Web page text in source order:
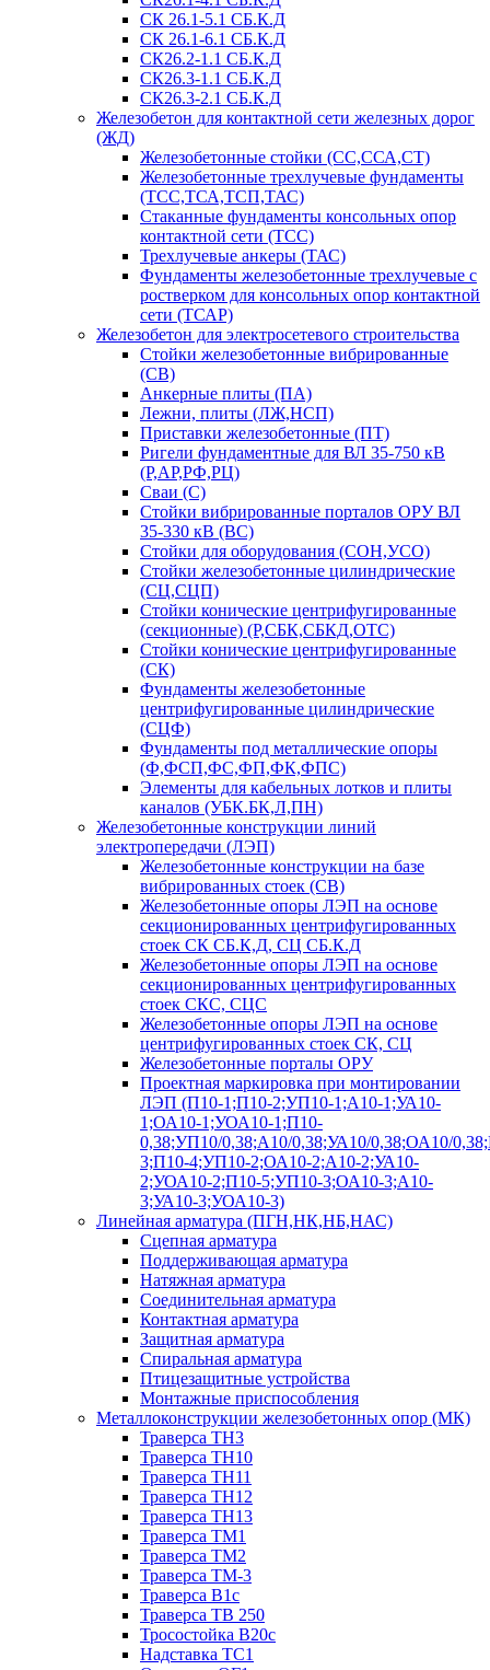
СК 26.1-5.1 СБ.К.Д
СК 26.1-6.1 СБ.К.Д
СК26.2-1.1 СБ.К.Д
СК26.3-1.1 СБ.К.Д
СК26.3-2.1 СБ.К.Д
Железобетон для контактной сети железных дорог
(ЖД)
Железобетонные стойки (СС,ССА,СТ)
Железобетонные трехлучевые фундаменты
(ТСС,ТСА,ТСП,ТАС)
Стаканные фундаменты консольных опор
контактной сети (ТСС)
Трехлучевые анкеры (ТАС)
Фундаменты железобетонные трехлучевые с
ростверком для консольных опор контактной
сети (ТСАР)
Железобетон для электросетевого строительства
Стойки железобетонные вибрированные
(СВ)
Анкерные плиты (ПА)
Лежни, плиты (ЛЖ,НСП)
Приставки железобетонные (ПТ)
Ригели фундаментные для ВЛ 35-750 кВ
(Р,АР,РФ,РЦ)
Сваи (С)
Стойки вибрированные порталов ОРУ ВЛ
35-330 кВ (ВС)
Стойки для оборудования (СОН,УСО)
Стойки железобетонные цилиндрические
(СЦ,СЦП)
Стойки конические центрифугированные
(секционные) (Р,СБК,СБКД,ОТС)
Стойки конические центрифугированные
(СК)
Фундаменты железобетонные
центрифугированные цилиндрические
(СЦФ)
Фундаменты под металлические опоры
(Ф,ФСП,ФС,ФП,ФК,ФПС)
Элементы для кабельных лотков и плиты
каналов (УБК.БК,Л,ПН)
Железобетонные конструкции линий
электропередачи (ЛЭП)
Железобетонные конструкции на базе
вибрированных стоек (СВ)
Железобетонные опоры ЛЭП на основе
секционированных центрифугированных
стоек СК СБ.К,Д, СЦ СБ.К.Д
Железобетонные опоры ЛЭП на основе
секционированных центрифугированных
стоек СКС, СЦС
Железобетонные опоры ЛЭП на основе
центрифугированных стоек СК, СЦ
Железобетонные порталы ОРУ
Проектная маркировка при монтировании
ЛЭП (П10-1;П10-2;УП10-1;А10-1;УА10-
1;ОА10-1;УОА10-1;П10-
0,38;УП10/0,38;А10/0,38;УА10/0,38;ОА10/
3;П10-4;УП10-2;ОА10-2;А10-2;УА10-
2;УОА10-2;П10-5;УП10-3;ОА10-3;А10-
3;УА10-3;УОА10-3)
Линейная арматура (ПГН,НК,НБ,НАС)
Сцепная арматура
Поддерживающая арматура
Натяжная арматура
Соединительная арматура
Контактная арматура
Защитная арматура
Спиральная арматура
Птицезащитные устройства
Монтажные приспособления
Металлоконструкции железобетонных опор (МК)
Траверса ТН3
Траверса ТН10
Траверса ТН11
Траверса ТН12
Траверса ТН13
Траверса ТМ1
Траверса ТМ2
Траверса ТМ-3
Траверса В1с
Траверса ТВ 250
Тросостойка В20с
Надставка ТС1